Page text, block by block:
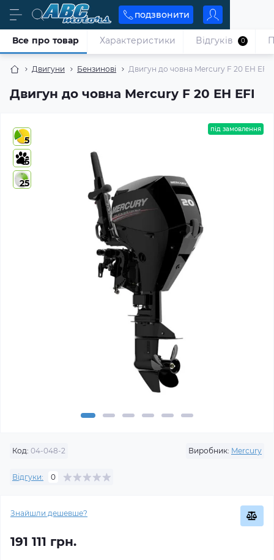
подзвонити
Двигуни Бензинові Двигун до човна Mercury F 20 EH EFI
Двигун до човна Mercury F 20 EH EFI
Все про товар Характеристики Відгуків 0
5
5
25
під замовлення
Код: 04-048-2 Виробник: Mercury
Відгуки: 0
Знайшли дешевше?
191 111 грн.